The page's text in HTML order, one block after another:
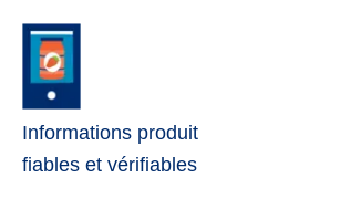
Informations produit
fiables et vérifiables